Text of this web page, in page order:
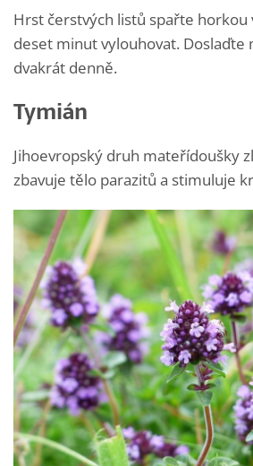
Hrst čerstvých listů spařte horkou
deset minut vylouhovat. Doslaďte
dvakrát denně.
Tymián
Jihoevropský druh mateřídoušky
zbavuje tělo parazitů a stimuluje